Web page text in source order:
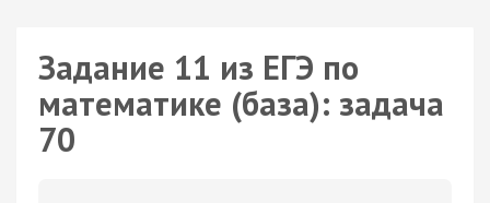
Задание 11 из ЕГЭ по
математике (база): задача
70